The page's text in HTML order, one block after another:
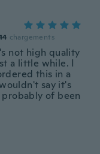
chargements
not high quality
a little while. I
this in a
say it's
of been